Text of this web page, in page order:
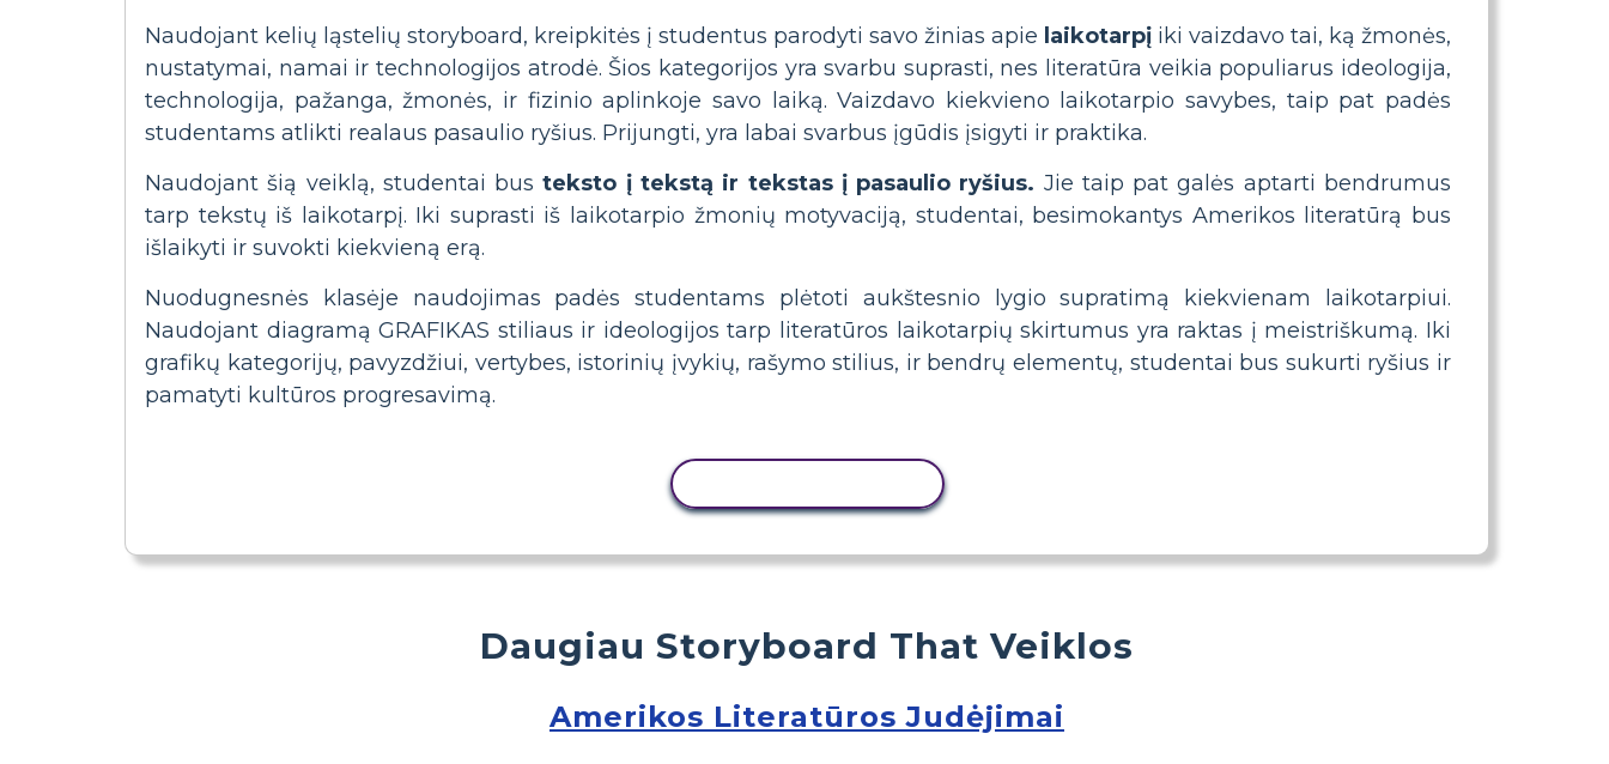
Naudojant kelių ląstelių storyboard, kreipkitės į studentus parodyti savo žinias apie laikotarpį iki vaizdavo tai, ką žmonės,
nustatymai, namai ir technologijos atrodė. Šios kategorijos yra svarbu suprasti, nes literatūra veikia populiarus ideologija,
technologija, pažanga, žmonės, ir fizinio aplinkoje savo laiką. Vaizdavo kiekvieno laikotarpio savybes, taip pat padės
studentams atlikti realaus pasaulio ryšius. Prijungti, yra labai svarbus įgūdis įsigyti ir praktika.
Naudojant šią veiklą, studentai busteksto į tekstą ir tekstas į pasaulio ryšius. Jie taip pat galės aptarti bendrumus
tarp tekstų iš laikotarpį. Iki suprasti iš laikotarpio žmonių motyvaciją, studentai, besimokantys Amerikos literatūrą bus
išlaikyti ir suvokti kiekvieną erą.
Nuodugnesnės klasėje naudojimas padės studentams plėtoti aukštesnio lygio supratimą kiekvienam laikotarpiui.
Naudojant diagramą GRAFIKAS stiliaus ir ideologijos tarp literatūros laikotarpių skirtumus yra raktas į meistriškumą. Iki
grafikų kategorijų, pavyzdžiui, vertybes, istorinių įvykių, rašymo stilius, ir bendrų elementų, studentai bus sukurti ryšius ir
pamatyti kultūros progresavimą.
Daugiau Storyboard That Veiklos
Amerikos Literatūros Judėjimai